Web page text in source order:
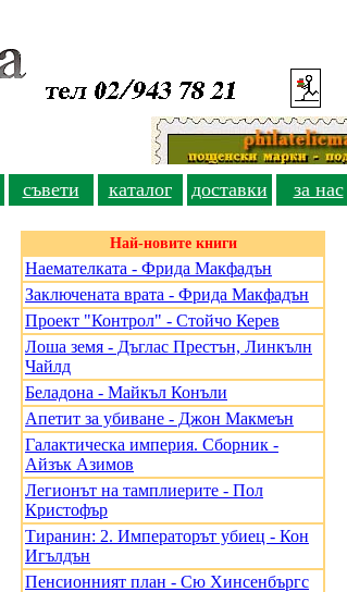
съвети каталог доставки за нас
Най-новите книги
Наемателката - Фрида Макфадън
Заключената врата - Фрида Макфадън
Проект "Контрол" - Стойчо Керев
Лоша земя - Дъглас Престън, Линкълн
Чайлд
Беладона - Майкъл Конъли
Апетит за убиване - Джон Макмеън
Галактическа империя. Сборник -
Айзък Азимов
Легионът на тамплиерите - Пол
Кристофър
Тиранин: 2. Императорът убиец - Кон
Игълдън
Пенсионният план - Сю Хинсенбъргс